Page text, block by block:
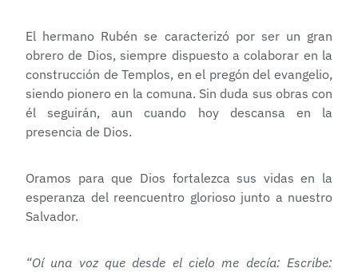
El hermano Rubén se caracterizó por ser un gran
obrero de Dios, siempre dispuesto a colaborar en la
construcción de Templos, en el pregón del evangelio,
siendo pionero en la comuna. Sin duda sus obras con
él seguirán, aun cuando hoy descansa en la
presencia de Dios.
Oramos para que Dios fortalezca sus vidas en la
esperanza del reencuentro glorioso junto a nuestro
Salvador.
“Oí una voz que desde el cielo me decía: Escribe: